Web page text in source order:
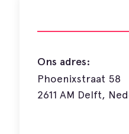
Ons adres:
Phoenixstraat 58
2611 AM Delft,